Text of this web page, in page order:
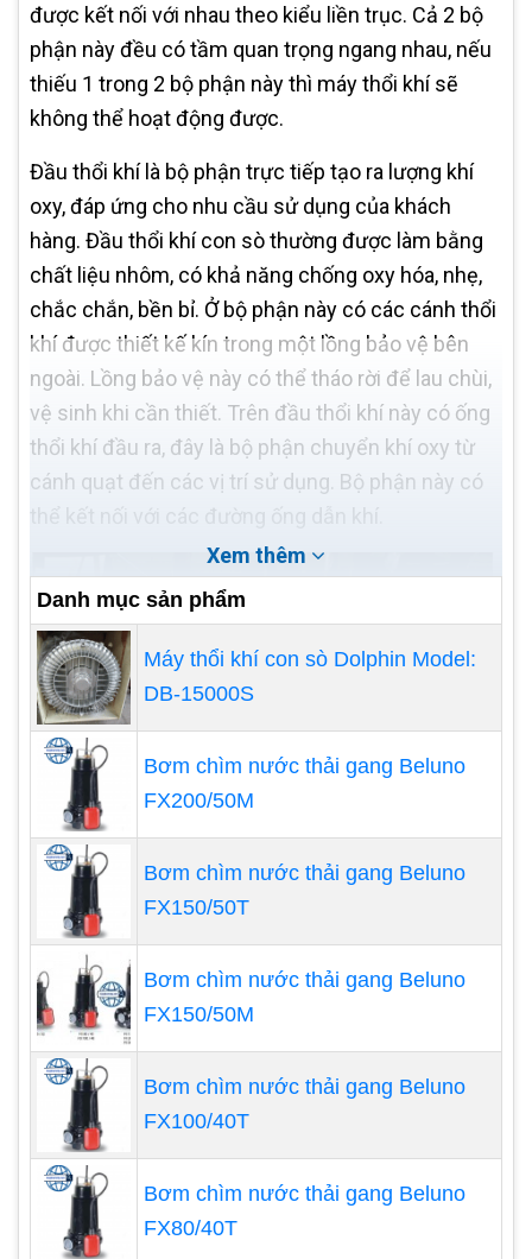
được kết nối với nhau theo kiểu liền trục. Cả 2 bộ
phận này đều có tầm quan trọng ngang nhau, nếu
thiếu 1 trong 2 bộ phận này thì máy thổi khí sẽ
không thể hoạt động được.
Đầu thổi khí là bộ phận trực tiếp tạo ra lượng khí
oxy, đáp ứng cho nhu cầu sử dụng của khách
hàng. Đầu thổi khí con sò thường được làm bằng
chất liệu nhôm, có khả năng chống oxy hóa, nhẹ,
chắc chắn, bền bỉ. Ở bộ phận này có các cánh thổi
khí được thiết kế kín trong một lồng bảo vệ bên
ngoài. Lồng bảo vệ này có thể tháo rời để lau chùi,
vệ sinh khi cần thiết. Trên đầu thổi khí này có ống
thổi khí đầu ra, đây là bộ phận chuyển khí oxy từ
cánh quạt đến các vị trí sử dụng. Bộ phận này có
Động cơ Motor điện là bộ phận chứa các mạch
điện. Động cơ của máy thổi khí con sò có thể sử
dụng điện 1 pha (220V) hoặc 3 pha (380V). Động
cơ có thể có tốc độ vòng quay nhanh (2 cực) hoặc
tốc độ vòng quay chậm (4 cực). Đây là bộ phận
thể hiện công suất, một thông số quan trọng để
khách hàng lựa chọn máy thổi khí cho phù hợp.
Bên cạnh đó, động cơ này phải luôn được bảo vệ
kín nước để tránh gây chập, cháy.
Phốt là bộ phận ngăn cách đầu thổi khí con sò và
Xem thêm
Danh mục sản phẩm
Máy thổi khí con sò Dolphin Model:
DB-15000S
Bơm chìm nước thải gang Beluno
FX200/50M
Bơm chìm nước thải gang Beluno
FX150/50T
Bơm chìm nước thải gang Beluno
FX150/50M
Bơm chìm nước thải gang Beluno
FX100/40T
Bơm chìm nước thải gang Beluno
FX80/40T